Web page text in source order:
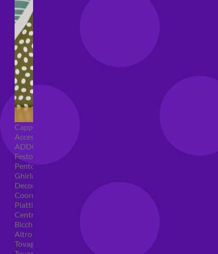
Cappellini per feste
Accessori per feste
ADDOBBI COMPLEANNO
Festoni compleanno
Pentolacce
Ghirlande decorative
Decorazioni tavola
Coordinati tavola per feste
Piatti compleanno
Centrotavola
Bicchieri feste
Altro
Tovaglioli